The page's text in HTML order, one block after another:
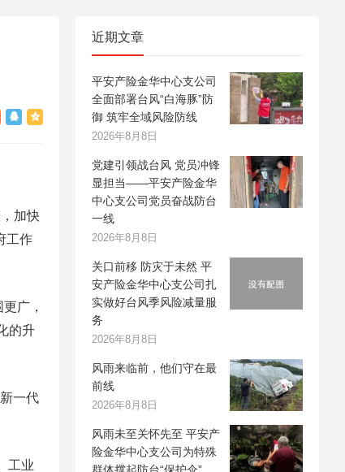
加快
工作
广，
的升
一代
工业
近期文章
平安产险金华中心支公司
全面部署台风“白海豚”防
御 筑牢全域风险防线
2026年8月8日
党建引领战台风 党员冲锋
显担当——平安产险金华
中心支公司党员奋战防台
一线
2026年8月8日
关口前移 防灾于未然 平
安产险金华中心支公司扎
实做好台风季风险减量服
务
2026年8月8日
风雨来临前，他们守在最
前线
2026年8月8日
风雨未至关怀先至 平安产
险金华中心支公司为特殊